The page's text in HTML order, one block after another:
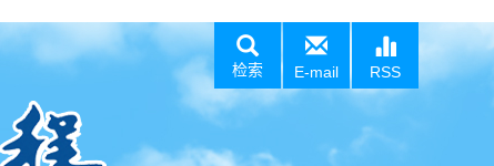
检索 E-mail RSS